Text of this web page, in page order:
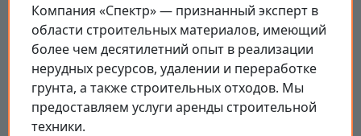
Компания «Спектр» — признанный эксперт в
области строительных материалов, имеющий
более чем десятилетний опыт в реализации
нерудных ресурсов, удалении и переработке
грунта, а также строительных отходов. Мы
предоставляем услуги аренды строительной
техники.